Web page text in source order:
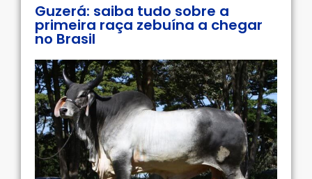
Guzerá: saiba tudo sobre a
primeira raça zebuína a chegar
no Brasil